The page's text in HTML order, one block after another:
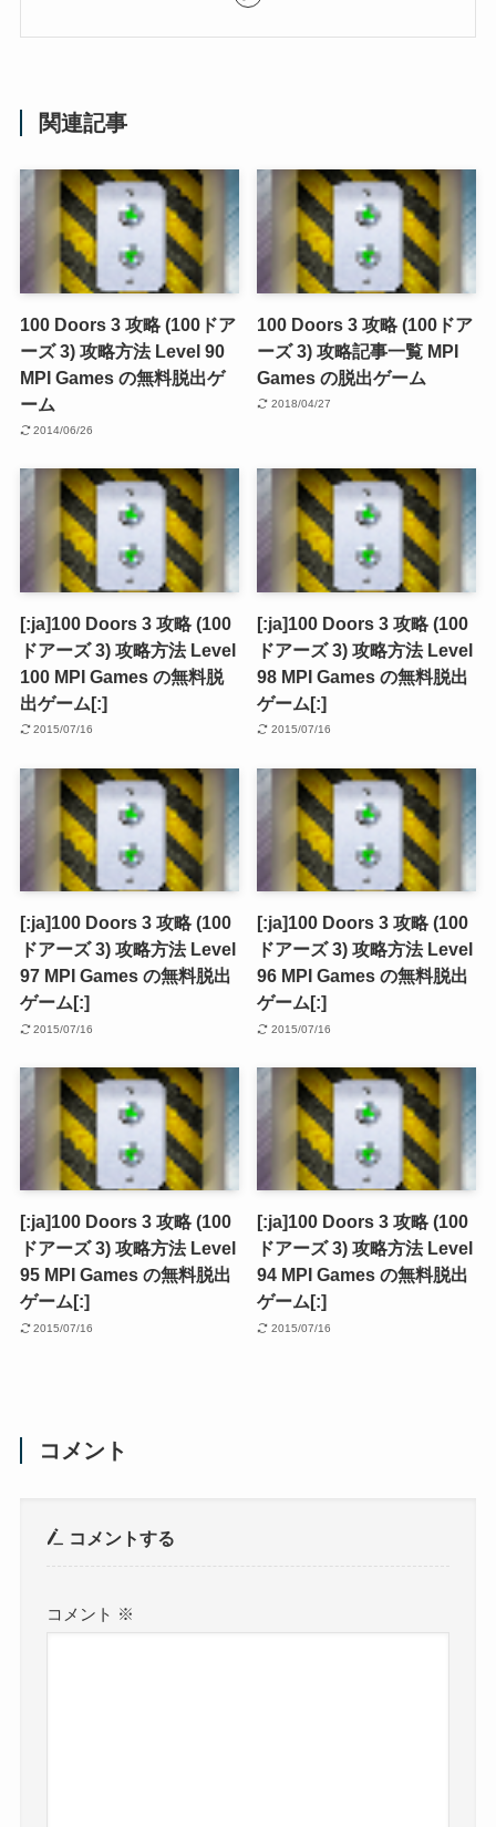
関連記事
100 Doors 3 攻略 (100ドア
ーズ 3) 攻略方法 Level 90
MPI Games の無料脱出ゲ
ーム
2014/06/26
100 Doors 3 攻略 (100ドア
ーズ 3) 攻略記事一覧 MPI
Games の脱出ゲーム
2018/04/27
[:ja]100 Doors 3 攻略 (100
ドアーズ 3) 攻略方法 Level
100 MPI Games の無料脱
出ゲーム[:]
2015/07/16
[:ja]100 Doors 3 攻略 (100
ドアーズ 3) 攻略方法 Level
98 MPI Games の無料脱出
ゲーム[:]
2015/07/16
[:ja]100 Doors 3 攻略 (100
ドアーズ 3) 攻略方法 Level
97 MPI Games の無料脱出
ゲーム[:]
2015/07/16
[:ja]100 Doors 3 攻略 (100
ドアーズ 3) 攻略方法 Level
96 MPI Games の無料脱出
ゲーム[:]
2015/07/16
[:ja]100 Doors 3 攻略 (100
ドアーズ 3) 攻略方法 Level
95 MPI Games の無料脱出
ゲーム[:]
2015/07/16
[:ja]100 Doors 3 攻略 (100
ドアーズ 3) 攻略方法 Level
94 MPI Games の無料脱出
ゲーム[:]
2015/07/16
コメント
コメントする
コメント ※